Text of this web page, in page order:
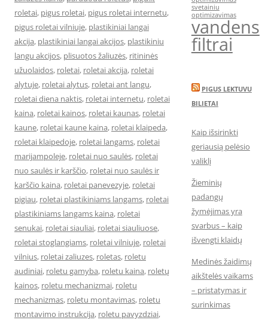
roletai, pigus roletai, pigus roletai internetu,
pigus roletai vilniuje, plastikiniai langai
akcija, plastikiniai langai akcijos, plastikiniu
langu akcijos, plisuotos žaliuzės, ritininės
užuolaidos, roletai, roletai akcija, roletai
alytuje, roletai alytus, roletai ant langu,
roletai diena naktis, roletai internetu, roletai
kaina, roletai kainos, roletai kaunas, roletai
kaune, roletai kaune kaina, roletai klaipeda,
roletai klaipedoje, roletai langams, roletai
marijampoleje, roletai nuo saulės, roletai
nuo saulės ir karščio, roletai nuo saulės ir
karščio kaina, roletai panevezyje, roletai
pigiau, roletai plastikiniams langams, roletai
plastikiniams langams kaina, roletai
senukai, roletai siauliai, roletai siauliuose,
roletai stoglangiams, roletai vilniuje, roletai
vilnius, roletai zaliuzes, roletas, roletu
audiniai, roletu gamyba, roletu kaina, roletų
kainos, roletu mechanizmai, roletu
mechanizmas, roletu montavimas, roletu
montavimo instrukcija, roletu pavyzdziai,
svetainiu
optimizavimas
vandens
filtrai
PIGUS LEKTUVU
BILIETAI
Kaip išsirinkti
geriausią pelėsio
valiklį
Žieminių
padangų
žymėjimas yra
svarbus – kaip
išvengti klaidų
Medinės žaidimų
aikštelės vaikams
– pristatymas ir
surinkimas